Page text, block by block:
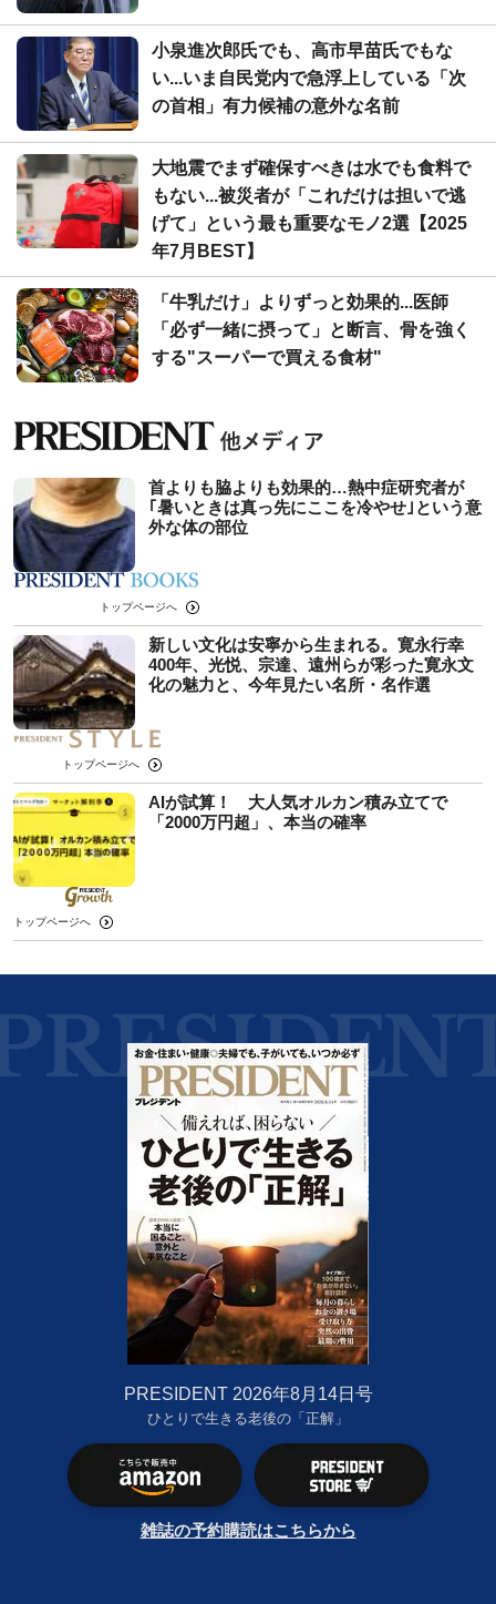
小泉進次郎氏でも、高市早苗氏でもな
い...いま自民党内で急浮上している「次
の首相」有力候補の意外な名前
大地震でまず確保すべきは水でも食料で
もない...被災者が「これだけは担いで逃
げて」という最も重要なモノ2選【2025
年7月BEST】
「牛乳だけ」よりずっと効果的...医師
「必ず一緒に摂って」と断言、骨を強く
する"スーパーで買える食材"
首よりも脇よりも効果的…熱中症研究者が
｢暑いときは真っ先にここを冷やせ｣という意
外な体の部位
トップページへ
新しい文化は安寧から生まれる。寛永行幸
400年、光悦、宗達、遠州らが彩った寛永文
化の魅力と、今年見たい名所・名作選
トップページへ
AIが試算！ 大人気オルカン積み立てで
「2000万円超」、本当の確率
トップページへ
PRESIDENT 2026年8月14日号
ひとりで生きる老後の「正解」
雑誌の予約購読はこちらから